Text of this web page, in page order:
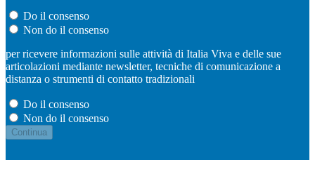
Do il consenso
Non do il consenso
per ricevere informazioni sulle attività di Italia Viva e delle sue
articolazioni mediante newsletter, tecniche di comunicazione a
distanza o strumenti di contatto tradizionali
Do il consenso
Non do il consenso